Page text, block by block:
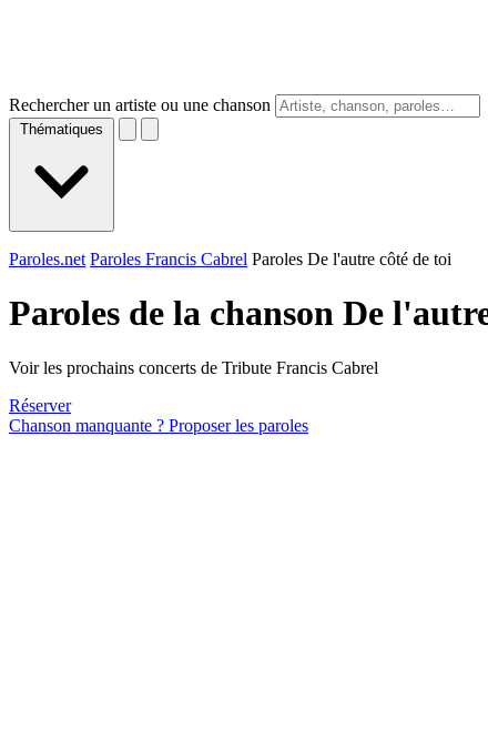
Rechercher un artiste ou une chanson
Thématiques
Paroles.net Paroles Francis Cabrel Paroles De l'autre côté de toi
Paroles de la chanson De
Voir les prochains concerts de Tribute Francis Cabrel
Réserver
Chanson manquante ? Proposer les paroles